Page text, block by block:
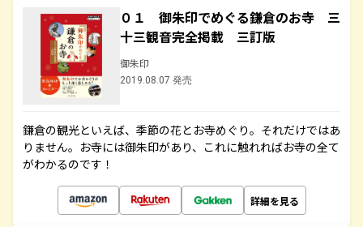
０１ 御朱印でめぐる鎌倉のお寺 三
十三観音完全掲載 三訂版
御朱印
2019.08.07 発売
鎌倉の観光といえば、季節の花とお寺めぐり。それだけではあ
りません。お寺には御朱印があり、これに触れればお寺の全て
がわかるのです！
詳細を見る